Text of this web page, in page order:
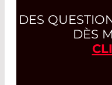
DES
DÈS